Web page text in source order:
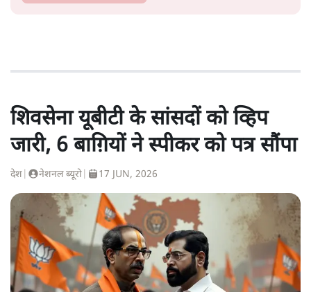
शिवसेना यूबीटी के सांसदों को व्हिप
जारी, 6 बाग़ियों ने स्पीकर को पत्र सौंपा
देश नेशनल ब्यूरो 17 JUN, 2026